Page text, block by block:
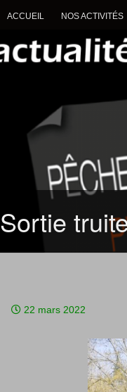
ACCUEIL NOS ACTIVITÉS
Sortie
22 mars 2022